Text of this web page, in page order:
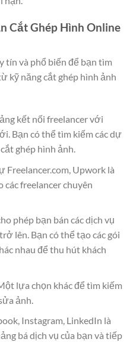
Cắt Ghép Hình Online
tín và phổ biến để bạn tìm
kỹ năng cắt ghép hình ảnh
kết nối freelancer với
Bạn có thể tìm kiếm các dự
ghép hình ảnh.
Upwork là
freelancer chuyên
phép bạn bán các dịch vụ
lên. Bạn có thể tạo các gói
nhau để thu hút khách
lựa chọn khác để tìm kiếm
ảnh.
Instagram, LinkedIn là
bá dịch vụ của bạn và tiếp